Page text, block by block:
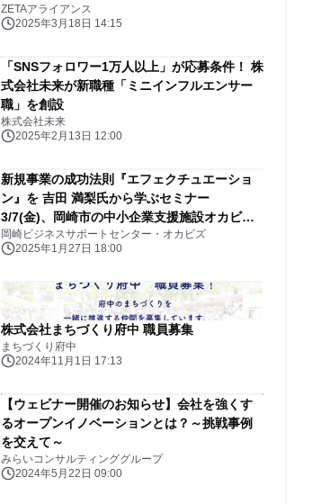
ZETAアライアンス
2025年3月18日 14:15
「SNSフォロワー1万人以上」が応募条件！ 株
式会社未来が新職種「ミニインフルエンサー
職」を創設
株式会社未来
2025年2月13日 12:00
新規事業の成功法則『エフェクチュエーショ
ン』を 吉田 満梨氏から学ぶセミナー
3/7(金)、岡崎市の中小企業支援施設オカビズ
が開催
岡崎ビジネスサポートセンター・オカビズ
2025年1月27日 18:00
株式会社まちづくり府中 職員募集
まちづくり府中
2024年11月1日 17:13
【ウェビナー開催のお知らせ】会社を強くす
るオープンイノベーションとは？～挑戦事例
を交えて～
みらいコンサルティンググループ
2024年5月22日 09:00